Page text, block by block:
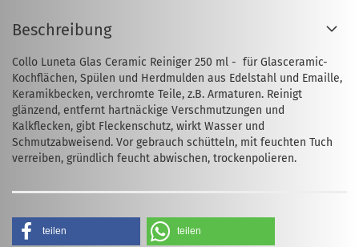
Beschreibung
Collo Luneta Glas Ceramic Reiniger 250 ml - für Glasceramic-
Kochflächen, Spülen und Herdmulden aus Edelstahl und Emaille,
Keramikbecken, verchromte Teile, z.B. Armaturen. Reinigt
glänzend, entfernt hartnäckige Verschmutzungen und
Kalkflecken, gibt Fleckenschutz, wirkt Wasser und
Schmutzabweisend. Vor gebrauch schütteln, mit feuchten Tuch
verreiben, gründlich feucht abwischen, trockenpolieren.
teilen teilen